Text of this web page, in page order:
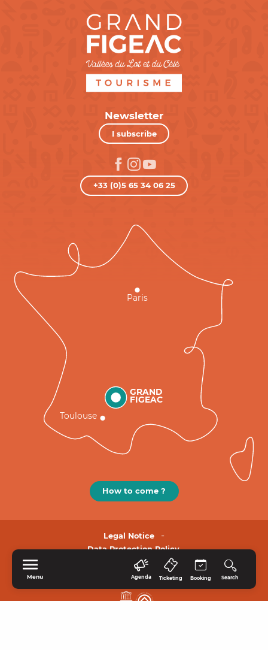
Menu Agenda Ticketing Booking Search
Newsletter
I subscribe
+33 (0)5 65 34 06 25
GRAND
FIGEAC
Toulouse
Paris
How to come ?
Legal Notice
Data Protection Policy.